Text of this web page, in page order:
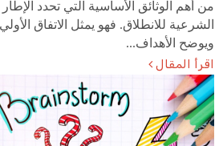
من أهم الوثائق الأساسية التي تحدد
الشرعية للانطلاق. فهو يمثل الاتفاق
ويوضح الأهداف...
اقرأ المقال